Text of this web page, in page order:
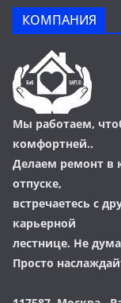
КОМПАНИЯ
Мы работаем,
комфортней..
Делаем ремонт в
отпуске,
встречаетесь с
карьерной
лестнице. Не
Просто